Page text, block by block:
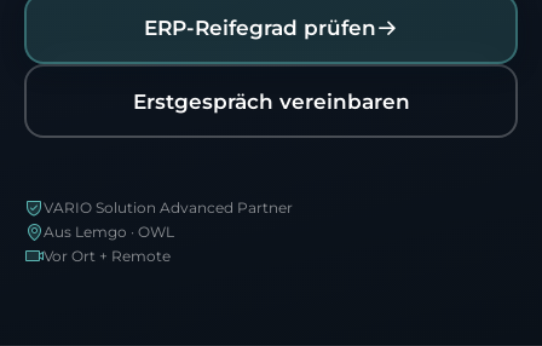
ERP-Reifegrad prüfen
Erstgespräch vereinbaren
VARIO Solution Advanced Partner
Aus Lemgo · OWL
Vor Ort + Remote